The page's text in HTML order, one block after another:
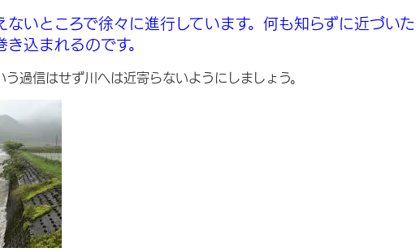
いところで徐々に進行しています。何も知らずに近づいた
込まれるのです。
う過信はせず川へは近寄らないようにしましょう。